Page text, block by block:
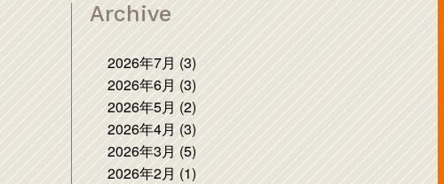
Archive
2026年7月 (3)
2026年6月 (3)
2026年5月 (2)
2026年4月 (3)
2026年3月 (5)
2026年2月 (1)